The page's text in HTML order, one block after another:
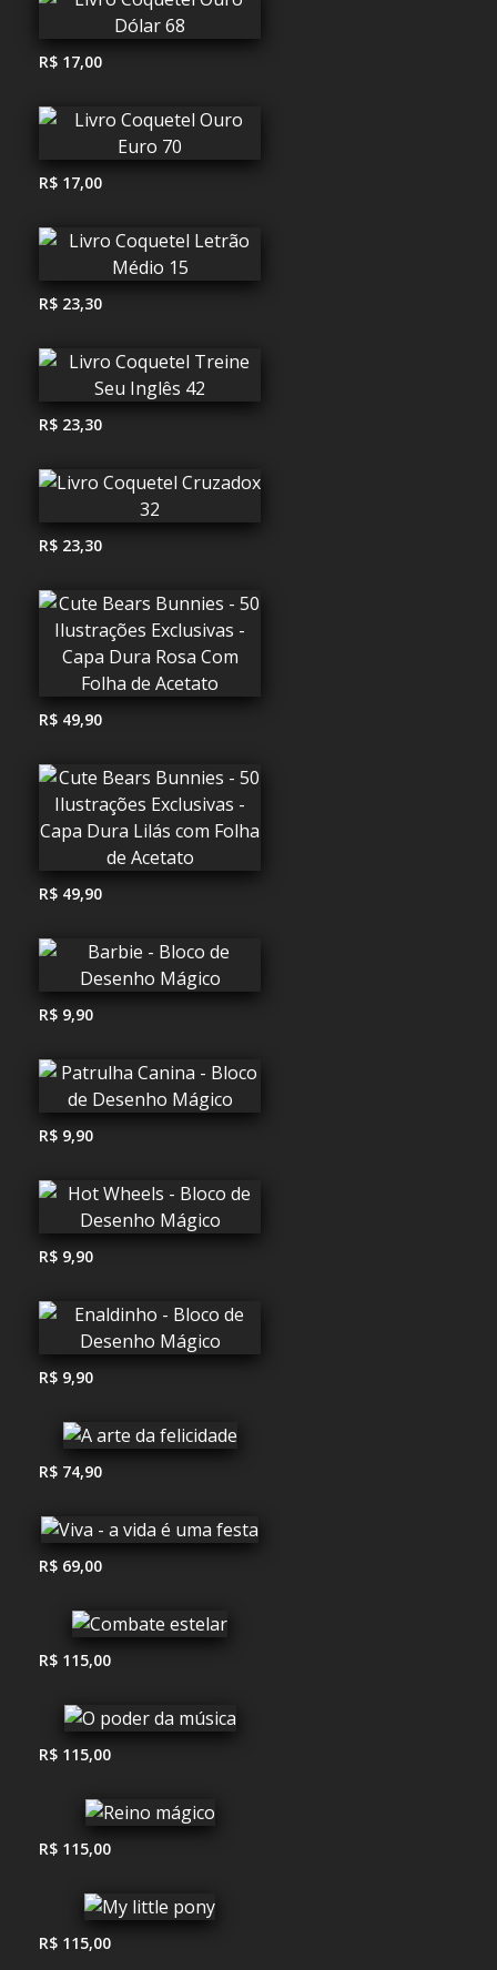
R$ 17,00
R$ 17,00
R$ 23,30
R$ 23,30
R$ 23,30
R$ 49,90
R$ 49,90
R$ 9,90
R$ 9,90
R$ 9,90
R$ 9,90
R$ 74,90
R$ 69,00
R$ 115,00
R$ 115,00
R$ 115,00
R$ 115,00